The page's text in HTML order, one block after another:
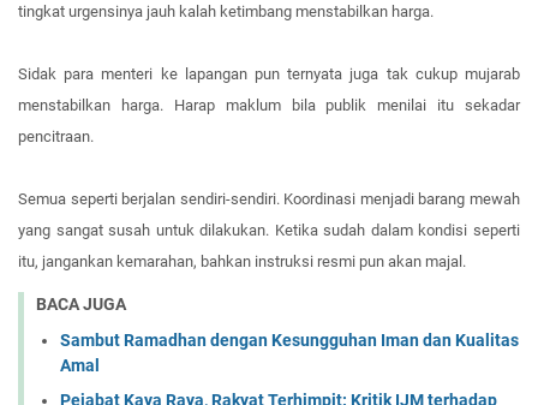
tingkat urgensinya jauh kalah ketimbang menstabilkan harga.
Sidak para menteri ke lapangan pun ternyata juga tak cukup mujarab
menstabilkan harga. Harap maklum bila publik menilai itu sekadar
pencitraan.
Semua seperti berjalan sendiri-sendiri. Koordinasi menjadi barang mewah
yang sangat susah untuk dilakukan. Ketika sudah dalam kondisi seperti
itu, jangankan kemarahan, bahkan instruksi resmi pun akan majal.
BACA JUGA
Sambut Ramadhan dengan Kesungguhan Iman dan Kualitas
Amal
Pejabat Kaya Raya, Rakyat Terhimpit: Kritik IJM terhadap